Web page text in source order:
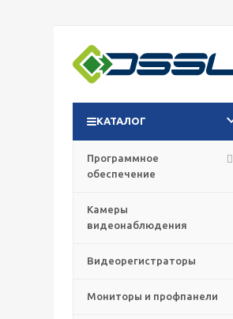
КАТАЛОГ
Программное
обеспечение
Камеры
видеонаблюдения
Видеорегистраторы
Мониторы и профпанели